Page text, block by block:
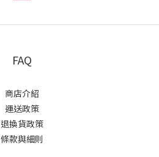
FAQ
商店介紹
運送政策
退換貨政策
條款與細則